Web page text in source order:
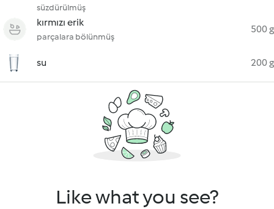
süzdürülmüş
kırmızı erik
parçalara bölünmüş
500 g
su 200 g
Like what you see?